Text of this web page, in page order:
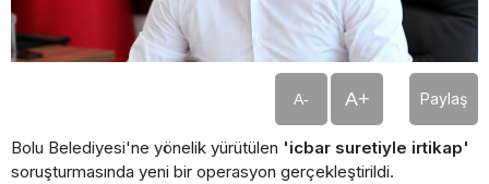
A- A+ Paylaş
Bolu Belediyesi'ne yönelik yürütülen 'icbar suretiyle irtikap'
soruşturmasında yeni bir operasyon gerçekleştirildi.